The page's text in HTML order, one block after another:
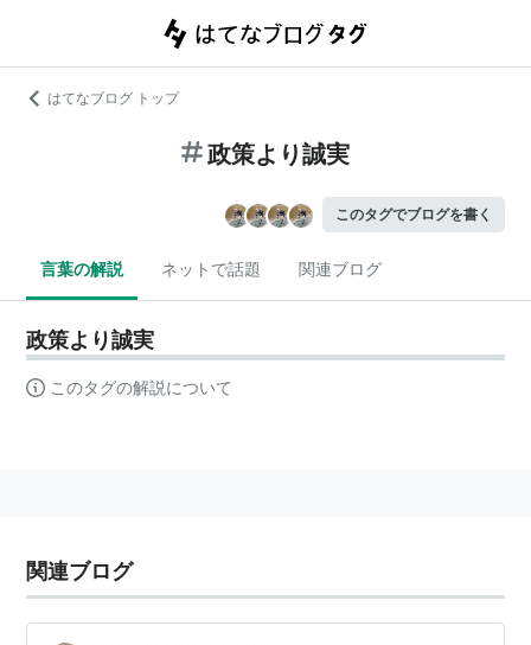
はてなブログ トップ
政策より誠実
このタグでブログを書く
言葉の解説 ネットで話題 関連ブログ
政策より誠実
このタグの解説について
関連ブログ